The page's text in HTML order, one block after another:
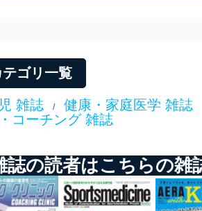
るユーザー制御機能（ユーザーアカウント
を識別・認証しています。
防止
器等のオペレーティングシステムを最新の状
洩等の防止
タの含まれるファイルを送信する場合に、
ゴリ一覧
雑誌 /
健康・家庭医学 雑誌
コーチング 雑誌
誌の読者はこちらの雑